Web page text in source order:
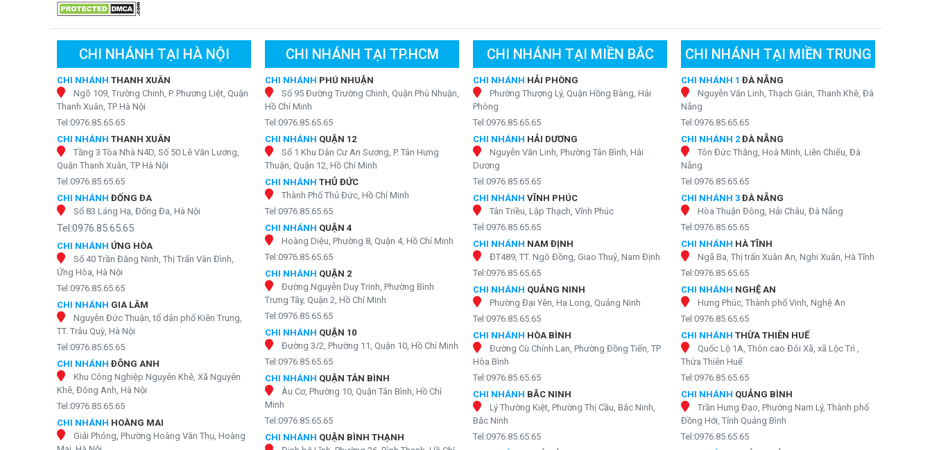
CHI NHÁNH TẠI HÀ NỘI
CHI NHÁNH THANH XUÂN
Ngõ 109, Trường Chinh, P. Phương Liệt, Quận
Thanh Xuân, TP Hà Nội
Tel:0976.85.65.65
CHI NHÁNH THANH XUÂN
Tầng 3 Tòa Nhà N4D, Số 50 Lê Văn Lương,
Quận Thanh Xuân, TP Hà Nội
Tel:0976.85.65.65
CHI NHÁNH ĐỐNG ĐA
Số 83 Láng Hạ, Đống Đa, Hà Nội
Tel:0976.85.65.65
CHI NHÁNH ỨNG HÒA
Số 40 Trần Đăng Ninh, Thị Trấn Vân Đình,
Ứng Hòa, Hà Nội
Tel:0976.85.65.65
CHI NHÁNH GIA LÂM
Nguyễn Đức Thuận, tổ dân phố Kiên Trung,
TT. Trâu Quỳ, Hà Nội
Tel:0976.85.65.65
CHI NHÁNH ĐÔNG ANH
Khu Công Nghiệp Nguyên Khê, Xã Nguyên
Khê, Đông Anh, Hà Nội
Tel:0976.85.65.65
CHI NHÁNH HOÀNG MAI
Giải Phóng, Phường Hoàng Văn Thụ, Hoàng
CHI NHÁNH TẠI TP.HCM
CHI NHÁNH PHÚ NHUẬN
Số 95 Đường Trường Chinh, Quận Phú Nhuận,
Hồ Chí Minh
Tel:0976.85.65.65
CHI NHÁNH QUẬN 12
Số 1 Khu Dân Cư An Sương, P. Tân Hưng
Thuận, Quận 12, Hồ Chí Minh
CHI NHÁNH THỦ ĐỨC
Thành Phố Thủ Đức, Hồ Chí Minh
Tel:0976.85.65.65
CHI NHÁNH QUẬN 4
Hoàng Diệu, Phường 8, Quận 4, Hồ Chí Minh
Tel:0976.85.65.65
CHI NHÁNH QUẬN 2
Đường Nguyễn Duy Trinh, Phường Bình
Trưng Tây, Quận 2, Hồ Chí Minh
Tel:0976.85.65.65
CHI NHÁNH QUẬN 10
Đường 3/2, Phường 11, Quận 10, Hồ Chí Minh
Tel:0976.85.65.65
CHI NHÁNH QUẬN TÂN BÌNH
Âu Cơ, Phường 10, Quận Tân Bình, Hồ Chí
Minh
Tel:0976.85.65.65
CHI NHÁNH QUẬN BÌNH THẠNH
CHI NHÁNH TẠI MIỀN BẮC
CHI NHÁNH HẢI PHÒNG
Phường Thượng Lý, Quận Hồng Bàng, Hải
Phòng
Tel:0976.85.65.65
CHI NHÁNH HẢI DƯƠNG
Nguyễn Văn Linh, Phường Tân Bình, Hải
Dương
Tel:0976.85.65.65
CHI NHÁNH VĨNH PHÚC
Tân Triều, Lập Thạch, Vĩnh Phúc
Tel:0976.85.65.65
CHI NHÁNH NAM ĐỊNH
ĐT489, TT. Ngô Đồng, Giao Thuỷ, Nam Định
Tel:0976.85.65.65
CHI NHÁNH QUẢNG NINH
Phường Đại Yên, Hạ Long, Quảng Ninh
Tel:0976.85.65.65
CHI NHÁNH HÒA BÌNH
Đường Cù Chính Lan, Phường Đồng Tiến, TP
Hòa Bình
Tel:0976.85.65.65
CHI NHÁNH BẮC NINH
Lý Thường Kiệt, Phường Thị Cầu, Bắc Ninh,
Bắc Ninh
Tel:0976.85.65.65
CHI NHÁNH TẠI MIỀN TRUNG
CHI NHÁNH 1 ĐÀ NẴNG
Nguyễn Văn Linh, Thạch Gián, Thanh Khê, Đà
Nẵng
Tel:0976.85.65.65
CHI NHÁNH 2 ĐÀ NẴNG
Tôn Đức Thắng, Hoà Minh, Liên Chiểu, Đà
Nẵng
Tel:0976.85.65.65
CHI NHÁNH 3 ĐÀ NẴNG
Hòa Thuận Đông, Hải Châu, Đà Nẵng
Tel:0976.85.65.65
CHI NHÁNH HÀ TĨNH
Ngã Ba, Thị trấn Xuân An, Nghi Xuân, Hà Tĩnh
Tel:0976.85.65.65
CHI NHÁNH NGHỆ AN
Hưng Phúc, Thành phố Vinh, Nghệ An
Tel:0976.85.65.65
CHI NHÁNH THỪA THIÊN HUẾ
Quốc Lộ 1A, Thôn cao Đôi Xã, xã Lộc Trì ,
Thừa Thiên Huế
Tel:0976.85.65.65
CHI NHÁNH QUẢNG BÌNH
Trần Hưng Đạo, Phường Nam Lý, Thành phố
Đồng Hới, Tỉnh Quảng Bình
Tel:0976.85.65.65